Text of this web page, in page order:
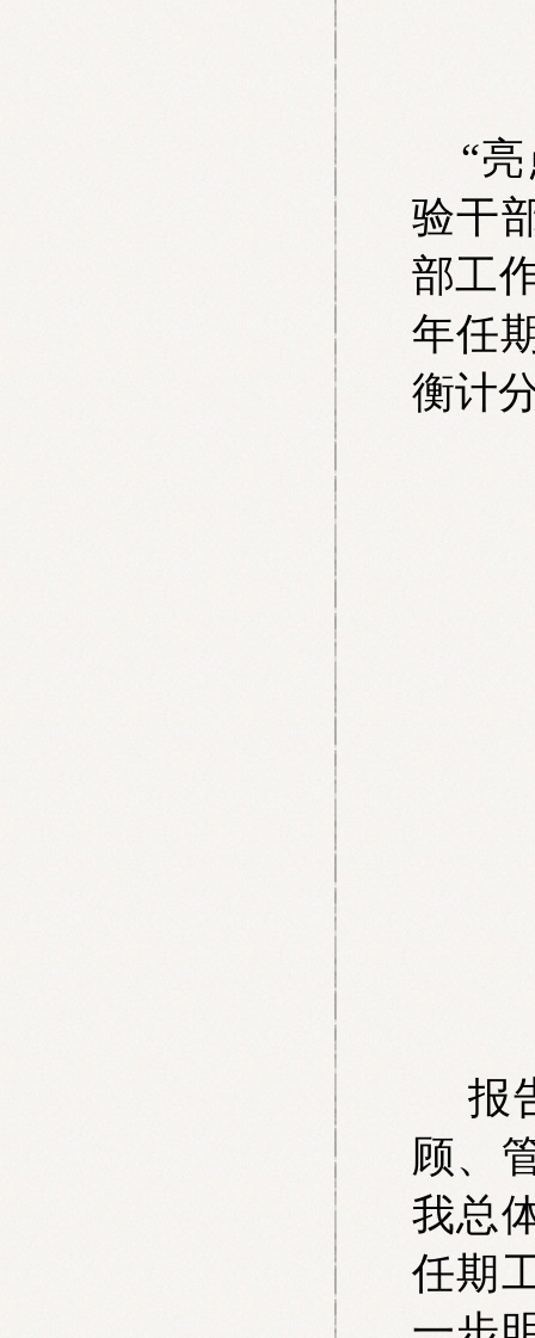
“亮
验干
部工
年任
衡计
报
顾、
我总
任期